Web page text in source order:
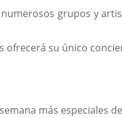
grupos y
su único
más especiales